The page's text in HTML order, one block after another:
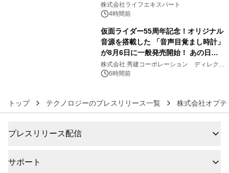
株式会社ライフエキスパート
4時間前
仮面ライダー55周年記念！オリジナル
音源を搭載した 「音声目覚まし時計」
が8月6日に一般発売開始！ あの日の
大興奮が今甦る
株式会社 秀建コーポレーション ディレクト
アートギャラリー
6時間前
トップ テクノロジーのプレスリリース一覧 株式会社オプテ
プレスリリース配信
サポート